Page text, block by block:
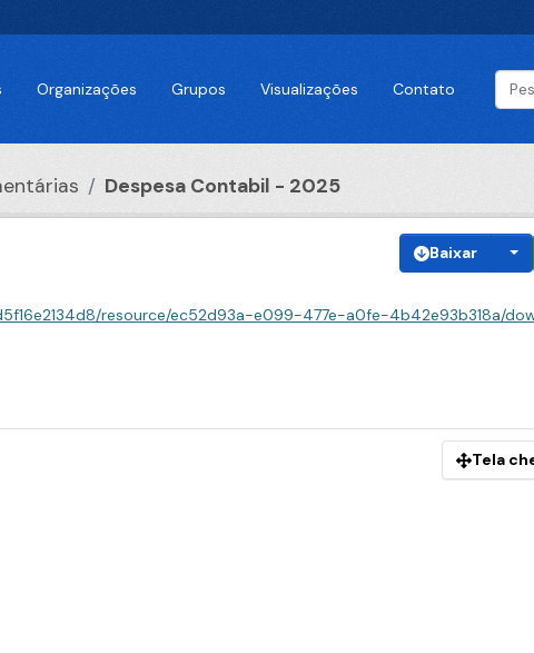
Organizações Grupos Visualizações Contato
Despesa Contabil - 2025
Baixar
resource/ec52d93a-e099-477e-a0fe-4b42e93b318a/download/
Tela